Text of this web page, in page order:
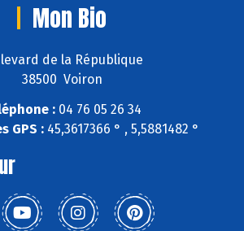
Mon Bio
de la République
38500 Voiron
:04 76 05 26 34
GPS :45,3617366 ° , 5,5881482 °